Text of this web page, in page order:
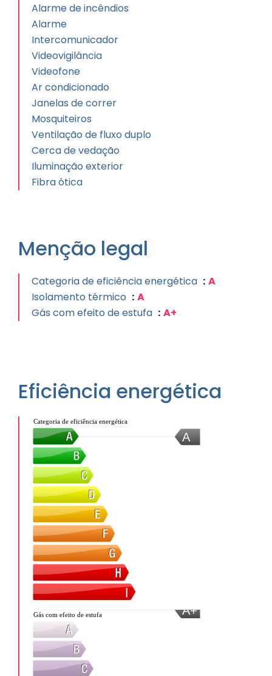
Alarme de incêndios
Alarme
Intercomunicador
Videovigilância
Videofone
Ar condicionado
Janelas de correr
Mosquiteiros
Ventilação de fluxo duplo
Cerca de vedação
Iluminação exterior
Fibra ótica
Menção legal
Categoria de eficiência energética
A
Isolamento térmico
A
Gás com efeito de estufa
A+
Eficiência energética
A
Categoria de eficiência energética
A+
Gás com efeito de estufa